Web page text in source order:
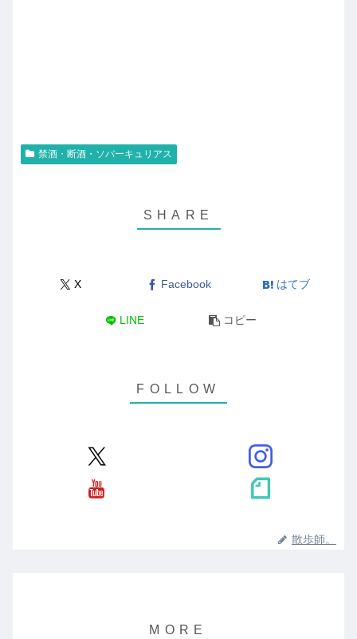
禁酒・断酒・ソバーキュリアス
X Facebook はてブ
LINE コピー
散歩師。